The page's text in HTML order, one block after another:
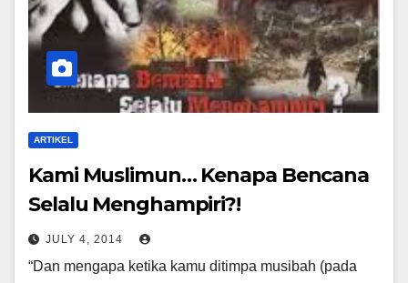
ARTIKEL
Kami Muslimun… Kenapa Bencana
Selalu Menghampiri?!
JULY 4, 2014
“Dan mengapa ketika kamu ditimpa musibah (pada